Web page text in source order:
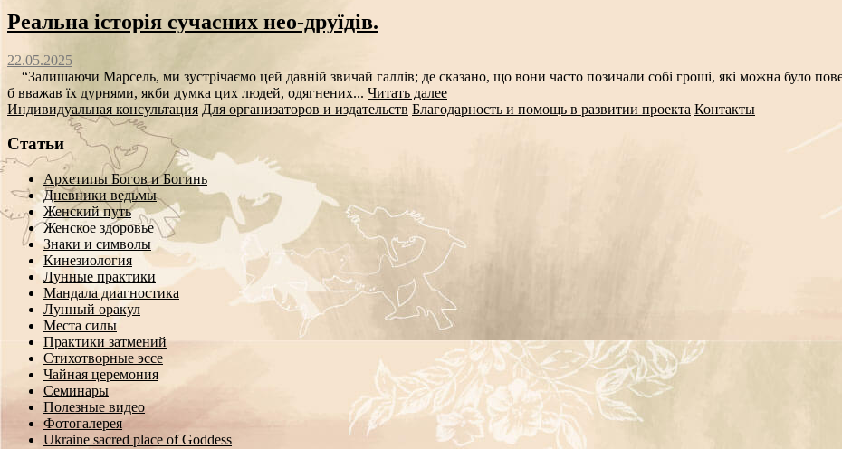
Реальна історія сучасних нео-друїдів.
22.05.2025
“Залишаючи Марсель, ми зустрічаємо цей давній звичай галлів; де сказано, що вони часто позичали собі гроші, які можна було
б вважав їх дурнями, якби думка цих людей, одягнених... Читать далее
Индивидуальная консультация Для организаторов и издательств Благодарность и помощь в развитии проекта Контакты
Статьи
Архетипы Богов и Богинь
Дневники ведьмы
Женский путь
Женское здоровье
Знаки и символы
Кинезиология
Лунные практики
Мандала диагностика
Лунный оракул
Места силы
Практики затмений
Стихотворные эссе
Чайная церемония
Семинары
Полезные видео
Фотогалерея
Ukraine sacred place of Goddess